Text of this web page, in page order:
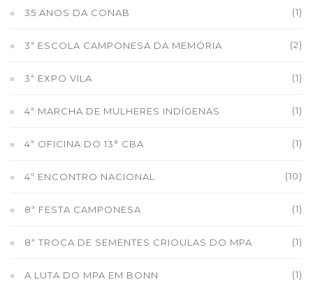
35 ANOS DA CONAB (1)
3ª ESCOLA CAMPONESA DA MEMÓRIA (2)
3ª EXPO VILA (1)
4ª MARCHA DE MULHERES INDÍGENAS (1)
4ª OFICINA DO 13° CBA (1)
4º ENCONTRO NACIONAL (10)
8ª FESTA CAMPONESA (1)
8ª TROCA DE SEMENTES CRIOULAS DO MPA (1)
A LUTA DO MPA EM BONN (1)